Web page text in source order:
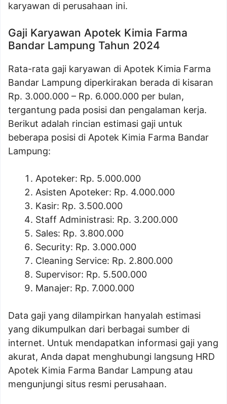
karyawan di perusahaan ini.
Gaji Karyawan Apotek Kimia Farma
Bandar Lampung Tahun 2024
Rata-rata gaji karyawan di Apotek Kimia Farma
Bandar Lampung diperkirakan berada di kisaran
Rp. 3.000.000 – Rp. 6.000.000 per bulan,
tergantung pada posisi dan pengalaman kerja.
Berikut adalah rincian estimasi gaji untuk
beberapa posisi di Apotek Kimia Farma Bandar
Lampung:
Apoteker: Rp. 5.000.000
Asisten Apoteker: Rp. 4.000.000
Kasir: Rp. 3.500.000
Staff Administrasi: Rp. 3.200.000
Sales: Rp. 3.800.000
Security: Rp. 3.000.000
Cleaning Service: Rp. 2.800.000
Supervisor: Rp. 5.500.000
Manajer: Rp. 7.000.000
Data gaji yang dilampirkan hanyalah estimasi
yang dikumpulkan dari berbagai sumber di
internet. Untuk mendapatkan informasi gaji yang
akurat, Anda dapat menghubungi langsung HRD
Apotek Kimia Farma Bandar Lampung atau
mengunjungi situs resmi perusahaan.